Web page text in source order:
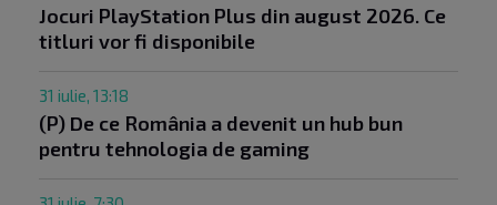
Jocuri PlayStation Plus din august 2026. Ce
titluri vor fi disponibile
31 iulie, 13:18
(P) De ce România a devenit un hub bun
pentru tehnologia de gaming